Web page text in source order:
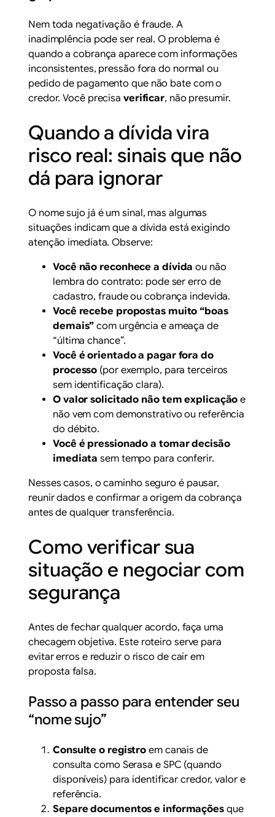
Nem toda negativação é fraude. A
inadimplência pode ser real. O problema é
quando a cobrança aparece com informações
inconsistentes, pressão fora do normal ou
pedido de pagamento que não bate com o
credor. Você precisa verificar, não presumir.
Quando a dívida vira
risco real: sinais que não
dá para ignorar
O nome sujo já é um sinal, mas algumas
situações indicam que a dívida está exigindo
atenção imediata. Observe:
Você não reconhece a dívida ou não
lembra do contrato: pode ser erro de
cadastro, fraude ou cobrança indevida.
Você recebe propostas muito “boas
demais” com urgência e ameaça de
“última chance”.
Você é orientado a pagar fora do
processo (por exemplo, para terceiros
sem identificação clara).
O valor solicitado não tem explicação e
não vem com demonstrativo ou referência
do débito.
Você é pressionado a tomar decisão
imediata sem tempo para conferir.
Nesses casos, o caminho seguro é pausar,
reunir dados e confirmar a origem da cobrança
antes de qualquer transferência.
Como verificar sua
situação e negociar com
segurança
Antes de fechar qualquer acordo, faça uma
checagem objetiva. Este roteiro serve para
evitar erros e reduzir o risco de cair em
proposta falsa.
Passo a passo para entender seu
“nome sujo”
Consulte o registro em canais de
consulta como Serasa e SPC (quando
disponíveis) para identificar credor, valor e
referência.
Separe documentos e informaçõesque